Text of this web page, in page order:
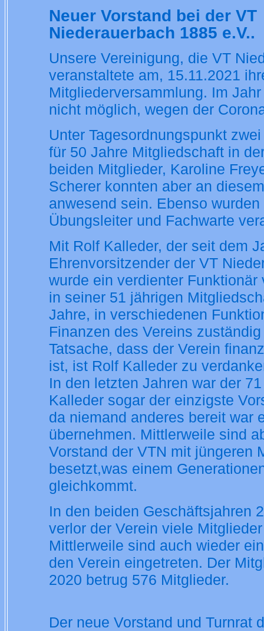
Neuer Vorstand bei der VT
Niederauerbach 1885 e.V..
Unsere Vereinigung, die VT
veranstaltete am, 15.11.2021
Mitgliederversammlung. Im
nicht möglich, wegen der
Unter Tagesordnungspunkt
für 50 Jahre Mitgliedschaft in
beiden Mitglieder, Karoline
Scherer konnten aber an
anwesend sein. Ebenso
Übungsleiter und Fachwarte
Mit Rolf Kalleder, der seit dem
Ehrenvorsitzender der VT
wurde ein verdienter Funktionär
in seiner 51 jährigen
Jahre, in verschiedenen
Finanzen des Vereins
Tatsache, dass der Verein
ist, ist Rolf Kalleder zu
In den letzten Jahren war der
Kalleder sogar der einzigste
da niemand anderes bereit war
übernehmen. Mittlerweile sind
Vorstand der VTN mit jüngeren
besetzt,was einem
gleichkommt.
In den beiden Geschäftsjahren
verlor der Verein viele
Mittlerweile sind auch wieder
den Verein eingetreten. Der
2020 betrug 576 Mitglieder.
Der neue Vorstand und Turnrat